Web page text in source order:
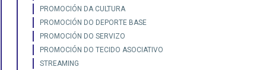
PROMOCIÓN DA CULTURA
PROMOCIÓN DO DEPORTE BASE
PROMOCIÓN DO SERVIZO
PROMOCIÓN DO TECIDO ASOCIATIVO
STREAMING